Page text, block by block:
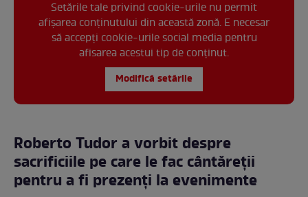
Setările tale privind cookie-urile nu permit
afișarea conținutului din această zonă. E necesar
să accepți cookie-urile social media pentru
afisarea acestui tip de conținut.
Modifică setările
Roberto Tudor a vorbit despre
sacrificiile pe care le fac cântăreții
pentru a fi prezenți la evenimente